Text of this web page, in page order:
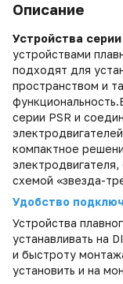
Описание
Устройства серии
устройствами
подходят для
пространством и
серии PSR и
компактное
схемой «звезда-
Удобство
Устройства
устанавливать на
и быстроту
установить и на